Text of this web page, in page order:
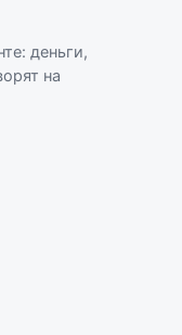
деньги,
на